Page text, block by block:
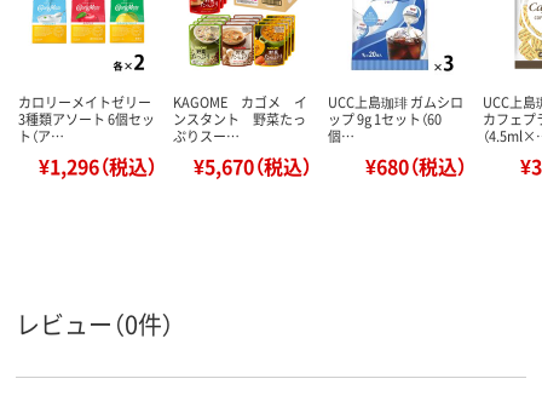
カロリーメイトゼリー
3種類アソート 6個セッ
ト（ア…
¥1,296（税込）
KAGOME カゴメ イ
ンスタント 野菜たっ
ぷりスー…
¥5,670（税込）
UCC上島珈琲 ガムシロ
ップ 9g 1セット（60
個…
¥680（税込）
UCC上島
カフェプ
（
レビュー（0件）